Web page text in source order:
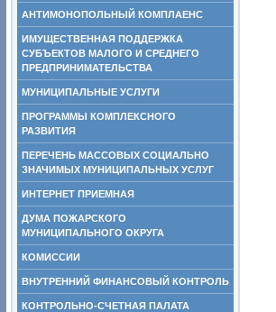
АНТИМОНОПОЛЬНЫЙ КОМПЛАЕНС
ИМУЩЕСТВЕННАЯ ПОДДЕРЖКА
СУБЪЕКТОВ МАЛОГО И СРЕДНЕГО
ПРЕДПРИНИМАТЕЛЬСТВА
МУНИЦИПАЛЬНЫЕ УСЛУГИ
ПРОГРАММЫ КОМПЛЕКСНОГО
РАЗВИТИЯ
ПЕРЕЧЕНЬ МАССОВЫХ СОЦИАЛЬНО
ЗНАЧИМЫХ МУНИЦИПАЛЬНЫХ УСЛУГ
ИНТЕРНЕТ ПРИЕМНАЯ
ДУМА ПОЖАРСКОГО
МУНИЦИПАЛЬНОГО ОКРУГА
КОМИССИИ
ВНУТРЕННИЙ ФИНАНСОВЫЙ КОНТРОЛЬ
КОНТРОЛЬНО-СЧЕТНАЯ ПАЛАТА